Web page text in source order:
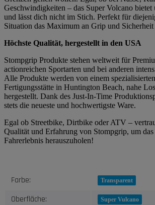
Geschwindigkeiten – das Super Volcano bietet
und lässt dich nicht im Stich. Perfekt für
Situation das Maximum an Grip und Sicherheit
Höchste Qualität, hergestellt in den USA
Stompgrip Produkte stehen weltweit für
actionreichen Sportarten und bei anderen
Alle Produkte werden von einem
Fertigungsstätte in Huntington Beach, nahe
hergestellt. Dank des Just-In-Time
stets die neueste und hochwertigste Ware.
Egal ob Streetbike, Dirtbike oder ATV –
Qualität und Erfahrung von Stompgrip, um das
Fahrerlebnis herauszuholen!
Produkteigenschaft
Wert
Farbe: Transparent
Oberfläche: Super Vulcano